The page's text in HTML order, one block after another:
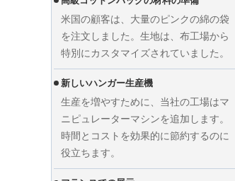
カスタムウェディングドレスベルベッ
トハンガーの服メーカーサプライヤー
を表示します
を注文しました。生地は、布工場から
特別にカスタマイズされていました。
新しいハンガー生産機
生産を増やすために、当社の工場はマ
ニピュレーターマシンを追加します。
時間とコストを効果的に節約するのに
役立ちます。
フランスでの展示
私たちの工場はフランスの展覧会に参